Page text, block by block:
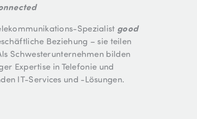
Spezialist good
Beziehung – sie teilen
Schwesterunternehmen bilden
Expertise in Telefonie und
IT-Services und -Lösungen.